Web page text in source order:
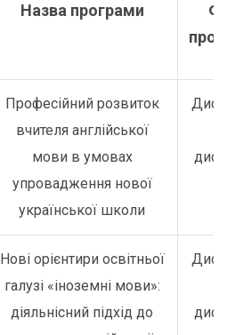
Назва програми
Професійний розвиток
вчителя англійської
мови в умовах
упровадження нової
української школи
Нові орієнтири освітньої
галузі «іноземні мови»:
діяльнісний підхід до